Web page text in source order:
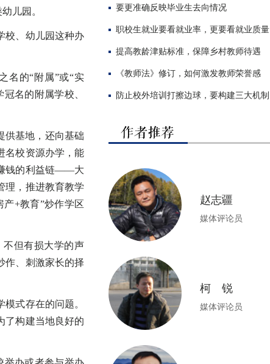
儿园。
、幼儿园这种办
的“附属”或“实
名的附属学校、
基地，还向基础
名校资源办学，能
钱的利益链——大
理，推进教育教学
+教育”炒作学区
但有损大学的声
作、刺激家长的择
式存在的问题。
了构建当地良好的
要更准确反映毕业生去向情况
职校生就业要看就业率，更要看就业质量
提高教龄津贴标准，保障乡村教师待遇
《教师法》修订，如何激发教师荣誉感
防止校外培训打擦边球，要构建三大机制
赵志疆
媒体评论员
柯 锐
媒体评论员